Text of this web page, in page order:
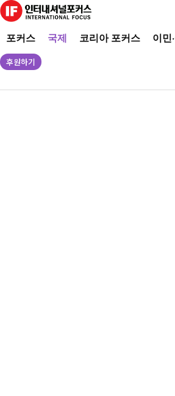
포커스 국제 코리아 포커스 이민
후원하기